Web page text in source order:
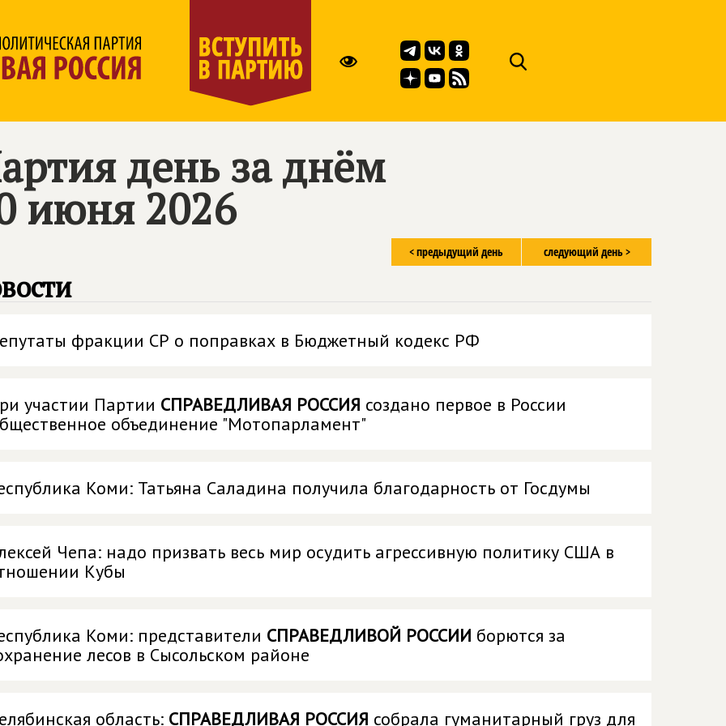
день за днём
июня 2026
следующий день >
< предыдущий день
фракции СР о поправках в Бюджетный кодекс РФ
участии Партии СПРАВЕДЛИВАЯ РОССИЯ создано первое в России
объединение "Мотопарламент"
Коми: Татьяна Саладина получила благодарность от Госдумы
Чепа: надо призвать весь мир осудить агрессивную политику США в
Кубы
Коми: представители СПРАВЕДЛИВОЙ РОССИИ борются за
лесов в Сысольском районе
область: СПРАВЕДЛИВАЯ РОССИЯ собрала гуманитарный груз для